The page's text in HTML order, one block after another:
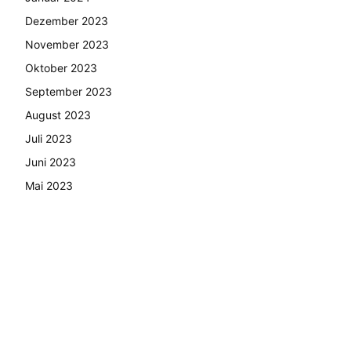
Dezember 2023
November 2023
Oktober 2023
September 2023
August 2023
Juli 2023
Juni 2023
Mai 2023